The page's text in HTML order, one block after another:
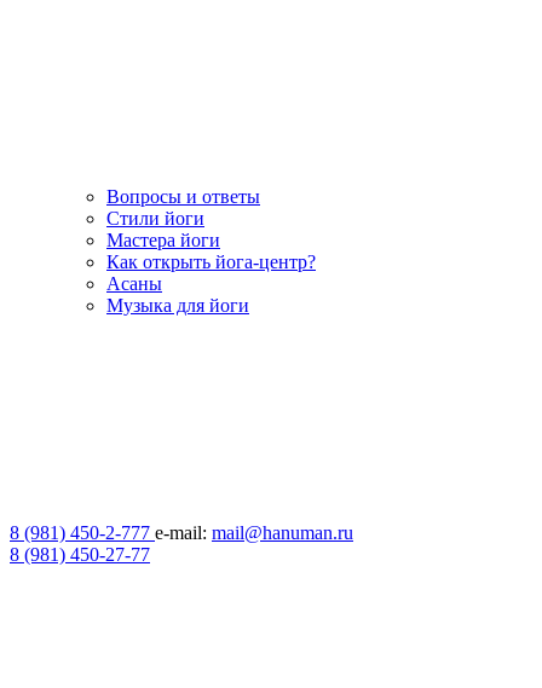
Вопросы и ответы
Стили йоги
Мастера йоги
Как открыть йога-центр?
Асаны
Музыка для йоги
8 (981) 450-2-777 e-mail: mail@hanuman.ru
8 (981) 450-27-77